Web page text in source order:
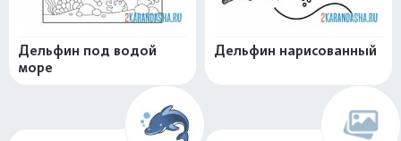
Дельфин под водой
море
Дельфин нарисованный